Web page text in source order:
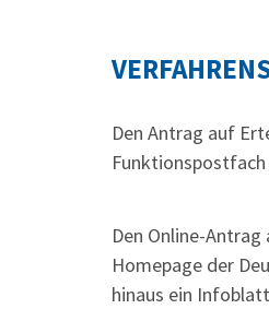
Den Antrag auf
Den Online-
Homepage der
hinaus ein